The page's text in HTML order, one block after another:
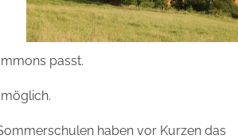
passt.
haben vor Kurzen das